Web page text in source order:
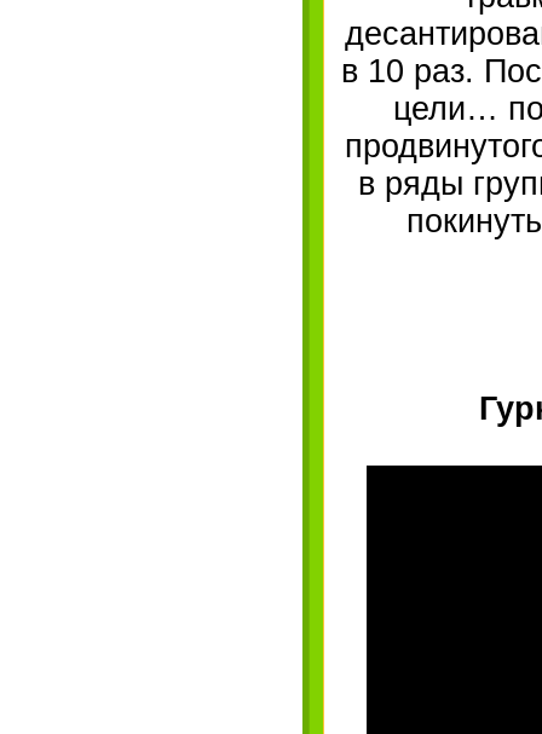
в 10 раз.
цели…
в ряды